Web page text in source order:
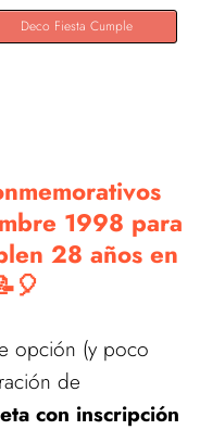
Deco Fiesta Cumple
1998 para
28 años en
opción (y poco
de
con inscripción